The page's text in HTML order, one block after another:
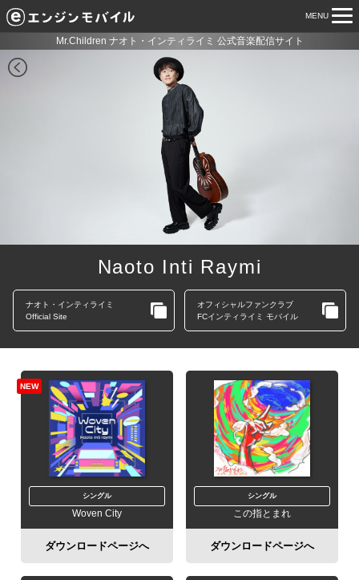
MENU
Mr.Children ナオト・インティライミ 公式音楽配信サイト
Naoto Inti Raymi
ナオト・インティライミ
Official Site
オフィシャルファンクラブ
FCインティライミ モバイル
NEW
シングル
Woven City
ダウンロードページへ
シングル
この指とまれ
ダウンロードページへ